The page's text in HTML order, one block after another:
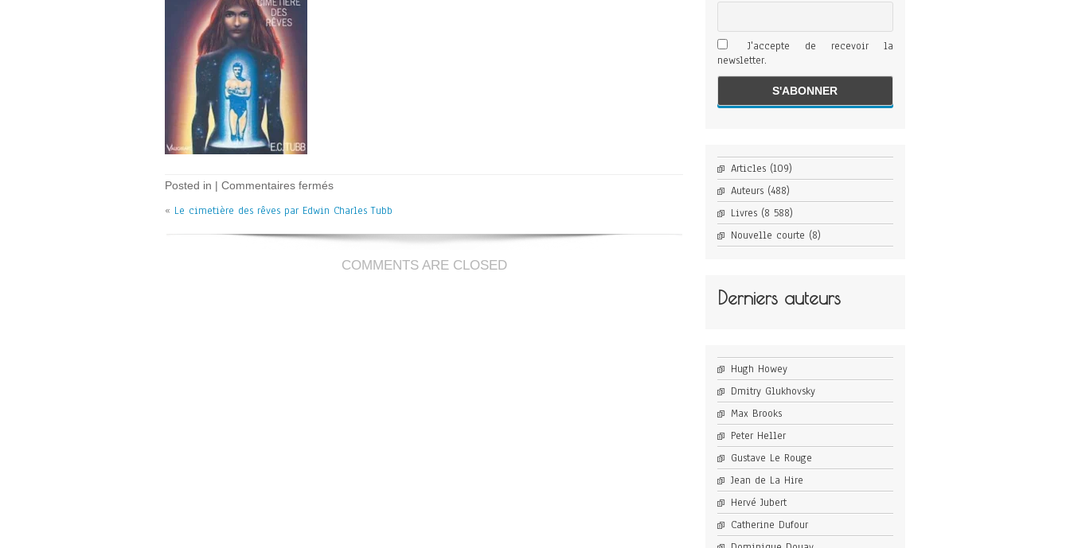
Posted in | Commentaires ferméssur
cimetière
rêves
EC
Tubb
« Le cimetière des rêves par Edwin Charles Tubb
COMMENTS ARE CLOSED
J'accepte de recevoir la
newsletter.
Articles(109)
Auteurs(488)
Livres(8 588)
Nouvelle courte (8)
Derniers auteurs
Hugh Howey
Dmitry Glukhovsky
Max Brooks
Peter Heller
Gustave Le Rouge
Jean de La Hire
Hervé Jubert
Catherine Dufour